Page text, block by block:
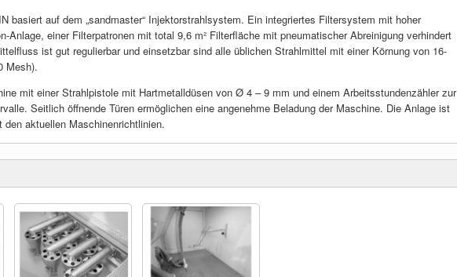
basiert auf dem „sandmaster“ Injektorstrahlsystem. Ein integriertes Filtersystem mit hoher
Anlage, einer Filterpatronen mit total 9,6 m² Filterfläche mit pneumatischer Abreinigung verhindert
ist gut regulierbar und einsetzbar sind alle üblichen Strahlmittel mit einer Körnung von 16-
Mesh).
mit einer Strahlpistole mit Hartmetalldüsen von Ø 4 – 9 mm und einem Arbeitsstundenzähler zur
Seitlich öffnende Türen ermöglichen eine angenehme Beladung der Maschine. Die Anlage ist
aktuellen Maschinenrichtlinien.